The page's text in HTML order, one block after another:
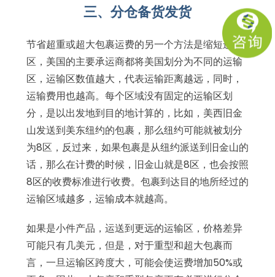
三、分仓备货发货
节省超重或超大包裹运费的另一个方法是缩短运输
区，美国的主要承运商都将美国划分为不同的运输
区，运输区数值越大，代表运输距离越远，同时，
运输费用也越高。每个区域没有固定的运输区划
分，是以出发地到目的地计算的，比如，美西旧金
山发送到美东纽约的包裹，那么纽约可能就被划分
为8区，反过来，如果包裹是从纽约派送到旧金山的
话，那么在计费的时候，旧金山就是8区，也会按照
8区的收费标准进行收费。包裹到达目的地所经过的
运输区域越多，运输成本就越高。
如果是小件产品，运送到更远的运输区，价格差异
可能只有几美元，但是，对于重型和超大包裹而
言，一旦运输区跨度大，可能会使运费增加50%或